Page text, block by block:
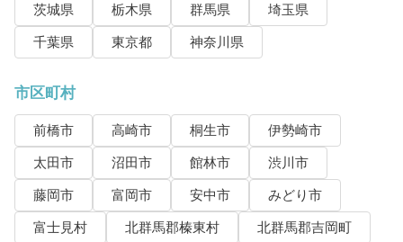
茨城県 栃木県 群馬県
埼玉県
千葉県
東京都 神奈川県
市区町村
前橋市 高崎市 桐生市
伊勢崎市
太田市
沼田市 館林市
渋川市
藤岡市
富岡市 安中市
みどり市
富士見村
北群馬郡榛東村
北群馬郡吉岡町